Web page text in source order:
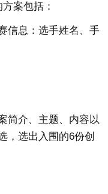
案包括：
信息：选手姓名、手
简介、主题、内容以
，选出入围的6份创